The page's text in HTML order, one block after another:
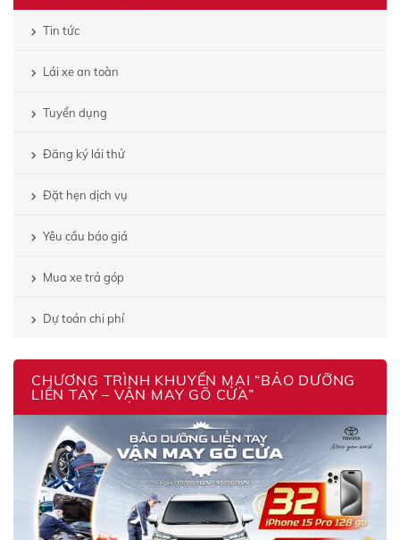
Tin tức
Lái xe an toàn
Tuyển dụng
Đăng ký lái thử
Đặt hẹn dịch vụ
Yêu cầu báo giá
Mua xe trả góp
Dự toán chi phí
CHƯƠNG TRÌNH KHUYẾN MẠI “BẢO DƯỠNG
LIỀN TAY – VẬN MAY GÕ CỬA”